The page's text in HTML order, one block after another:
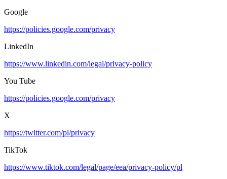
Google
https://policies.google.com/privacy
LinkedIn
https://www.linkedin.com/legal/privacy-policy
You Tube
https://policies.google.com/privacy
X
https://twitter.com/pl/privacy
TikTok
https://www.tiktok.com/legal/page/eea/privacy-policy/pl